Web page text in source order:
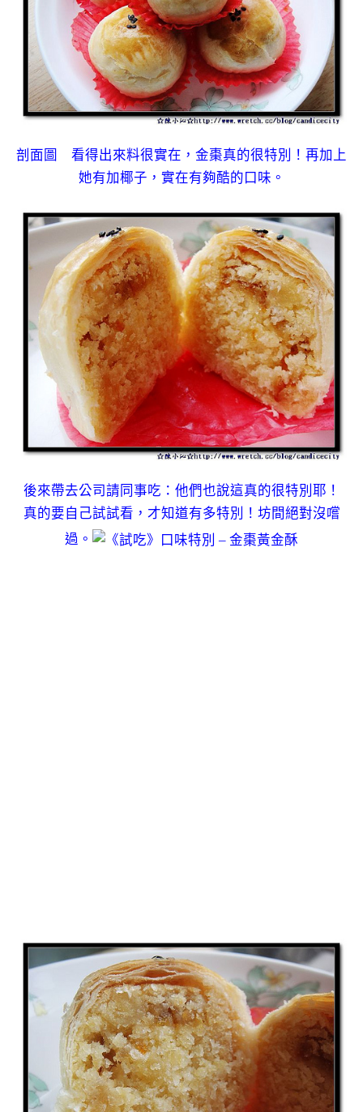
剖面圖 看得出來料很實在，金棗真的很特別！再加上
她有加椰子，實在有夠酷的口味。
後來帶去公司請同事吃：他們也說這真的很特別耶！
真的要自己試試看，才知道有多特別！坊間絕對沒嚐
過。